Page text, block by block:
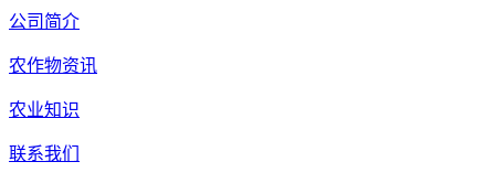
公司简介
农作物资讯
农业知识
联系我们